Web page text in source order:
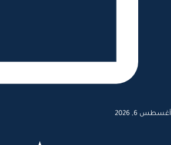
أغسطس 6, 2026